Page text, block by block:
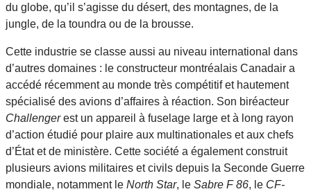
du globe, qu’il s’agisse du désert, des montagnes, de la
jungle, de la toundra ou de la brousse.
Cette industrie se classe aussi au niveau international dans
d’autres domaines : le constructeur montréalais Canadair a
accédé récemment au monde très compétitif et hautement
spécialisé des avions d’affaires à réaction. Son biréacteur
Challengerest un appareil à fuselage large et à long rayon
d’action étudié pour plaire aux multinationales et aux chefs
d’État et de ministère. Cette société a également construit
plusieurs avions militaires et civils depuis la Seconde Guerre
mondiale, notamment le North Star, le Sabre F 86, le CF-